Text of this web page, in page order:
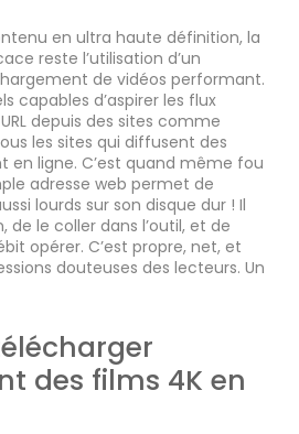
en ultra haute définition, la
reste l’utilisation d’un
de vidéos performant.
capables d’aspirer les flux
depuis des sites comme
les sites qui diffusent des
en ligne. C’est quand même fou
adresse web permet de
lourds sur son disque dur ! Il
de le coller dans l’outil, et de
opérer. C’est propre, net, et
douteuses des lecteurs. Un
des films 4K en